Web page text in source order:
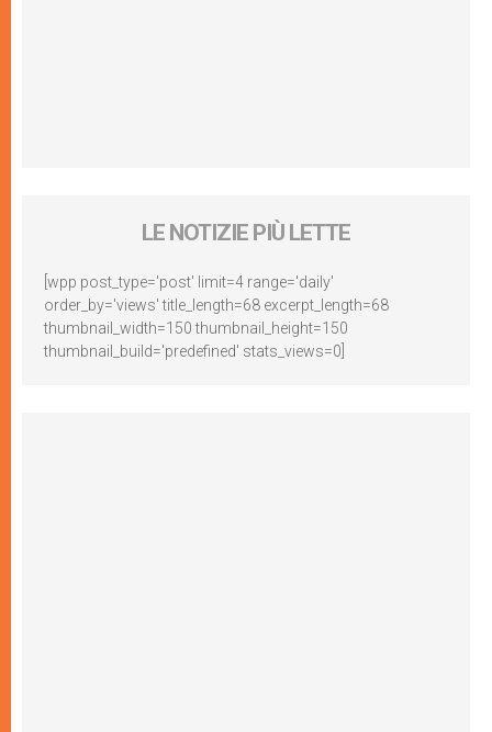
LE NOTIZIE PIÙ LETTE
[wpp post_type='post' limit=4 range='daily'
order_by='views' title_length=68 excerpt_length=68
thumbnail_width=150 thumbnail_height=150
thumbnail_build='predefined' stats_views=0]